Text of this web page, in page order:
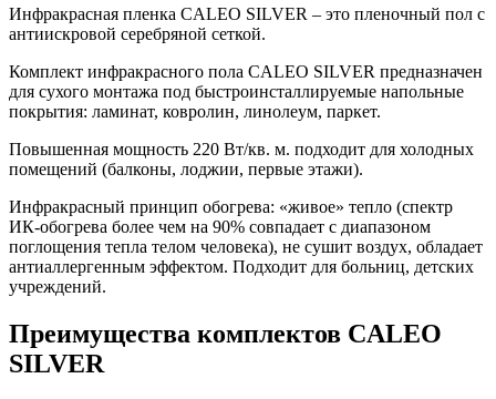
Инфракрасная пленка CALEO SILVER – это пленочный пол с
антиискровой серебряной сеткой.
Комплект инфракрасного пола CALEO SILVER предназначен
для сухого монтажа под быстроинсталлируемые напольные
покрытия: ламинат, ковролин, линолеум, паркет.
Повышенная мощность 220 Вт/кв. м. подходит для холодных
помещений (балконы, лоджии, первые этажи).
Инфракрасный принцип обогрева: «живое» тепло (спектр
ИК-обогрева более чем на 90% совпадает с диапазоном
поглощения тепла телом человека), не сушит воздух, обладает
антиаллергенным эффектом. Подходит для больниц, детских
учреждений.
Преимущества комплектов CALEO
SILVER